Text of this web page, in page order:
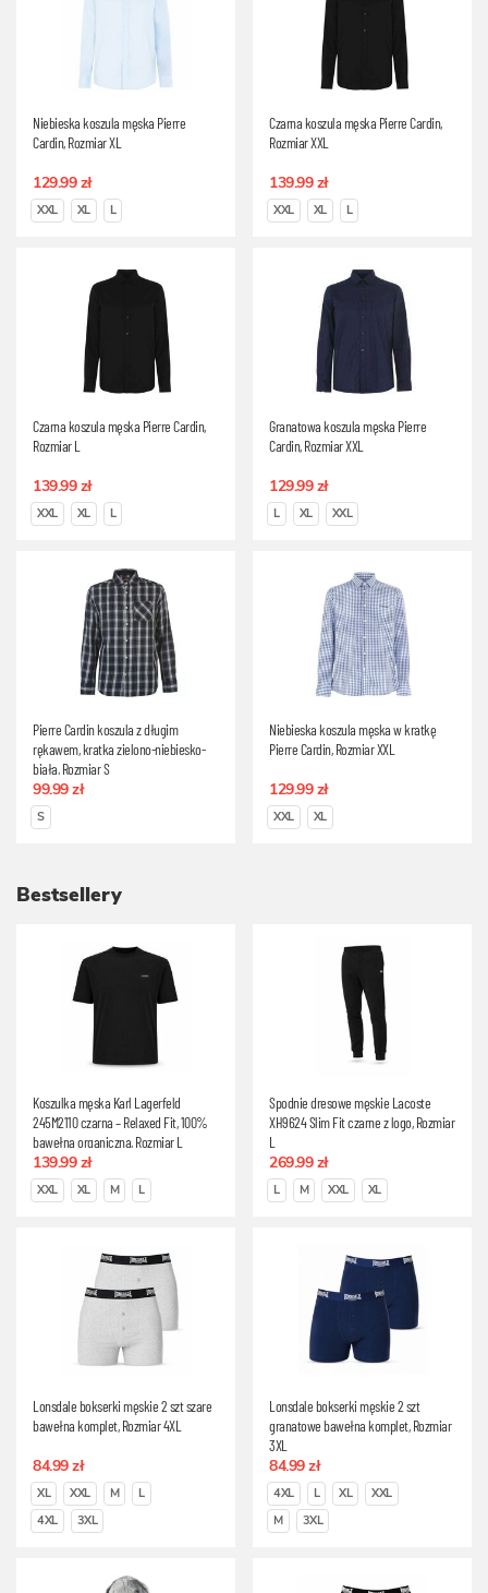
Niebieska koszula męska Pierre
Cardin, Rozmiar XL
129.99 zł
XXL XL L
Czarna koszula męska Pierre Cardin,
Rozmiar XXL
139.99 zł
XXL XL L
Czarna koszula męska Pierre Cardin,
Rozmiar L
139.99 zł
XXL XL L
Granatowa koszula męska Pierre
Cardin, Rozmiar XXL
129.99 zł
L XL XXL
Pierre Cardin koszula z długim
rękawem, kratka zielono-niebiesko-
biała, Rozmiar S
99.99 zł
S
Niebieska koszula męska w kratkę
Pierre Cardin, Rozmiar XXL
129.99 zł
XXL XL
Bestsellery
Koszulka męska Karl Lagerfeld
245M2110 czarna – Relaxed Fit, 100%
bawełna organiczna, Rozmiar L
139.99 zł
XXL XL M L
Spodnie dresowe męskie Lacoste
XH9624 Slim Fit czarne z logo, Rozmiar
L
269.99 zł
L M XXL XL
Lonsdale bokserki męskie 2 szt szare
bawełna komplet, Rozmiar 4XL
84.99 zł
XL XXL M
L
4XL
3XL
Lonsdale bokserki męskie 2 szt
granatowe bawełna komplet, Rozmiar
3XL
84.99 zł
4XL L XL
XXL
M
3XL